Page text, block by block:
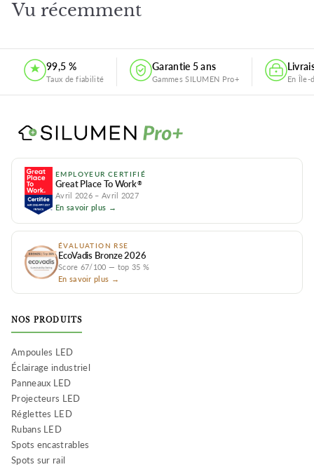
Vu récemment
99,5 %
Taux de fiabilité
Garantie 5 ans
Gammes SILUMEN Pro+ En Île-
EMPLOYEUR CERTIFIÉ
Great Place To Work®
Avril 2026 – Avril 2027
En savoir plus →
ÉVALUATION RSE
EcoVadis Bronze 2026
Score 67/100 — top 35 %
En savoir plus →
NOS PRODUITS
Ampoules LED
Éclairage industriel
Panneaux LED
Projecteurs LED
Réglettes LED
Rubans LED
Spots encastrables
Spots sur rail